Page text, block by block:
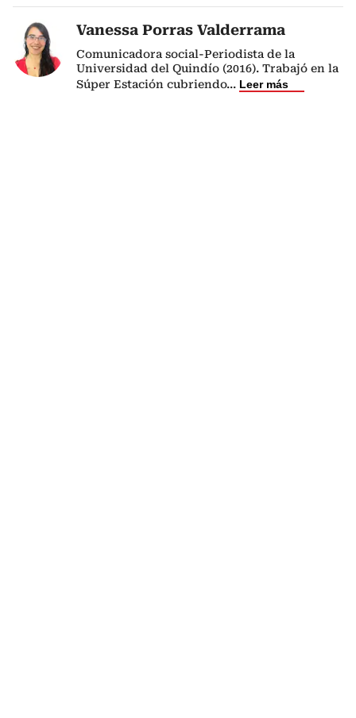
Vanessa Porras Valderrama
Comunicadora social-Periodista de la
Universidad del Quindío (2016). Trabajó en la
Súper Estación cubriendo... Leer más